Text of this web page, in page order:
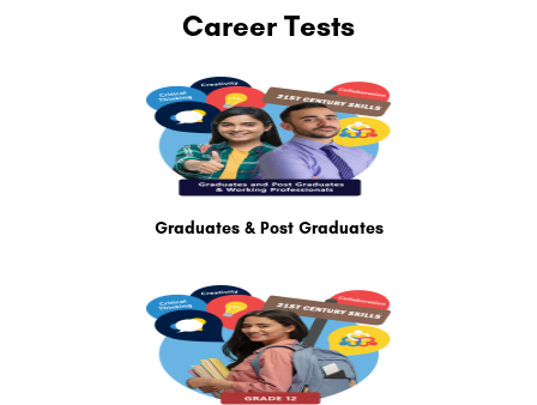
Career Tests
Graduates & Post Graduates